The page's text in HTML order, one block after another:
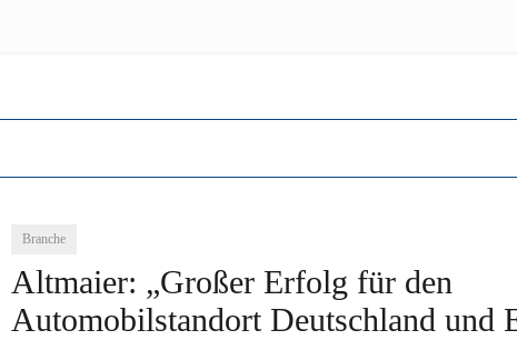
Branche
Altmaier: „Großer Erfolg für den
Automobilstandort Deutschland und